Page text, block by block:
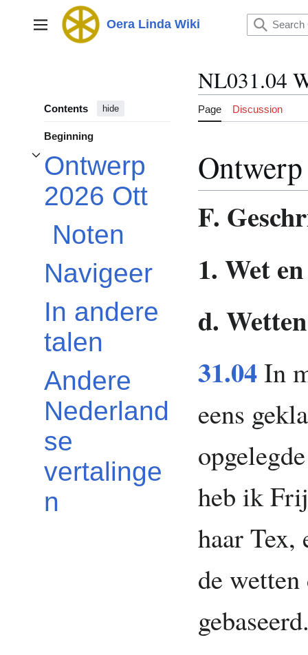
Main menu Oera Linda Wiki
Contents hide
Beginning
Ontwerp
2026 Ott
Toggle Ontwerp 2026 Ott subsection
Noten
Navigeer
In andere
talen
Andere
Nederland
se
vertalinge
n
NL031.04
Page Discussion
F.
1. Wet
d.
31.04In
eens
heb ik
haar Tex,
de